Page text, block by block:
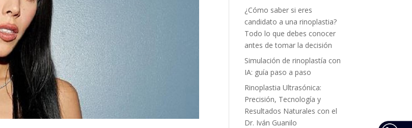
¿Cómo saber si eres
candidato a una rinoplastia?
Todo lo que debes conocer
antes de tomar la decisión
Simulación de rinoplastía con
IA: guía paso a paso
Rinoplastia Ultrasónica:
Precisión, Tecnología y
Resultados Naturales con el
Dr. Iván Guanilo